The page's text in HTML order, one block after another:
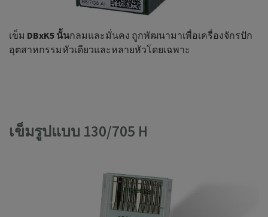
เข็ม DBxK5 นั้นกลมและมั่นคง ถูกพัฒนามาเพื่อเครื่องจักรปัก
อุตสาหกรรมหัวเดียวและหลายหัวโดยเฉพาะ
เข็มรูปแบบ 130/705 H